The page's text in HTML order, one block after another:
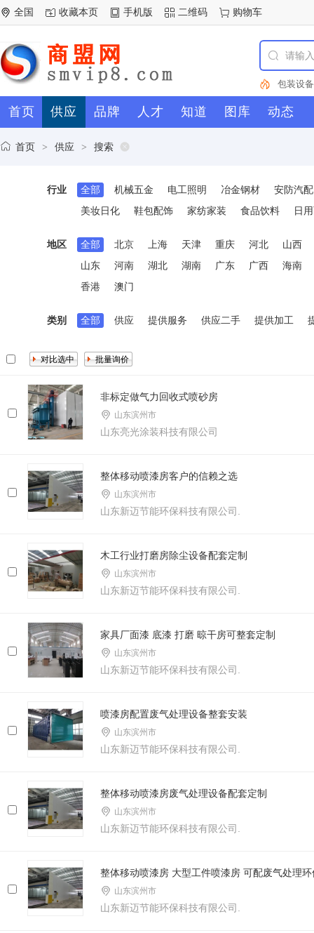
全国 收藏本页 手机版 二维码 购物车
包装设备
冶金钢材
机械
器
包
轴
盗器
电
床
型材
械五金
首页 供应 品牌 人才 知道 图库 动态
首页 > 供应 > 搜索
行业 全部 机械五金 电工照明 冶金钢材
安防汽配
美妆日化
鞋包配饰 家纺家装 食品饮料 日
地区 全部 北京 上海 天津 重庆 河北
山西
山东
河南 湖北 湖南 广东 广西
海南
香港
澳门
类别 全部 供应 提供服务 供应二手 提供加工
非标定做气力回收式喷砂房
山东滨州市
山东亮光涂装科技有限公司
整体移动喷漆房客户的信赖之选
山东滨州市
山东新迈节能环保科技有限公司.
木工行业打磨房除尘设备配套定制
山东滨州市
山东新迈节能环保科技有限公司.
家具厂面漆 底漆 打磨 晾干房可整套定制
山东滨州市
山东新迈节能环保科技有限公司.
喷漆房配置废气处理设备整套安装
山东滨州市
山东新迈节能环保科技有限公司.
整体移动喷漆房废气处理设备配套定制
山东滨州市
山东新迈节能环保科技有限公司.
整体移动喷漆房 大型工件喷漆房 可配废气处理
山东滨州市
山东新迈节能环保科技有限公司.